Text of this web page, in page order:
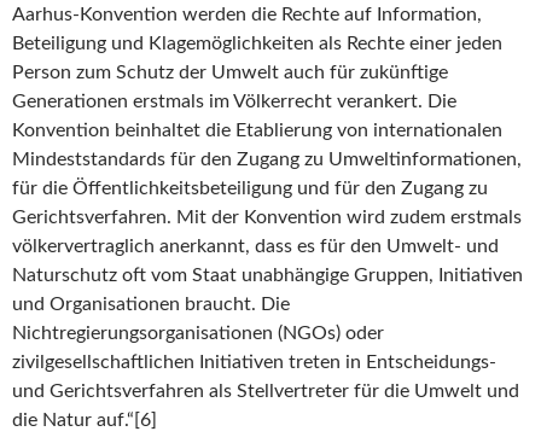
Aarhus-Konvention werden die Rechte auf Information,
Beteiligung und Klagemöglichkeiten als Rechte einer jeden
Person zum Schutz der Umwelt auch für zukünftige
Generationen erstmals im Völkerrecht verankert. Die
Konvention beinhaltet die Etablierung von internationalen
Mindeststandards für den Zugang zu Umweltinformationen,
für die Öffentlichkeitsbeteiligung und für den Zugang zu
Gerichtsverfahren. Mit der Konvention wird zudem erstmals
völkervertraglich anerkannt, dass es für den Umwelt- und
Naturschutz oft vom Staat unabhängige Gruppen, Initiativen
und Organisationen braucht. Die
Nichtregierungsorganisationen (NGOs) oder
zivilgesellschaftlichen Initiativen treten in Entscheidungs-
und Gerichtsverfahren als Stellvertreter für die Umwelt und
die Natur auf.“[6]